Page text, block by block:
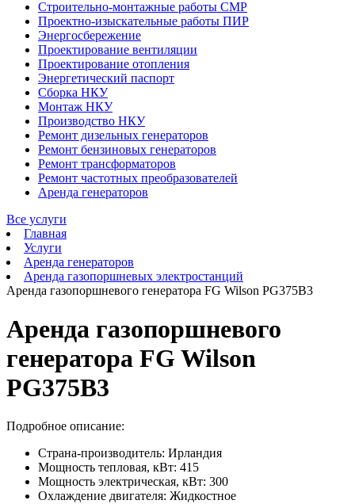
Строительно-монтажные работы СМР
Проектно-изыскательные работы ПИР
Энергосбережение
Проектирование вентиляции
Проектирование отопления
Энергетический паспорт
Сборка НКУ
Монтаж НКУ
Производство НКУ
Ремонт дизельных генераторов
Ремонт бензиновых генераторов
Ремонт трансформаторов
Ремонт частотных преобразователей
Аренда генераторов
Все услуги
Главная
Услуги
Аренда генераторов
Аренда газопоршневых электростанций
Аренда газопоршневого генератора FG Wilson PG375B3
Аренда газопоршневого
генератора FG Wilson
PG375B3
Подробное описание:
Страна-производитель: Ирландия
Мощность тепловая, кВт: 415
Мощность электрическая, кВт: 300
Охлаждение двигателя: Жидкостное